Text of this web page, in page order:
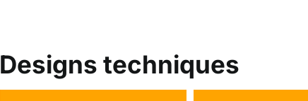
Designs techniques